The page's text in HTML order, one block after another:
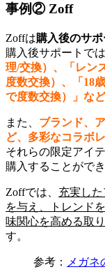
事例② Zoff
Zoffは購入後のサ
購入後サポートでは
理/交換）、「レン
度数交換）、「18
で度数交換）」な
また、 ブランド、
ど、多彩なコラボ
それらの限定アイ
購入することができ
Zoffでは、 充実し
を与え、トレンド
味関心を高める取
す。
参考： メガネ